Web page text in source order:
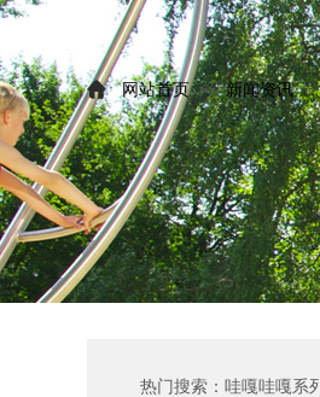
网站首页 >> 新闻资讯
热门搜索： 哇嘎哇嘎系